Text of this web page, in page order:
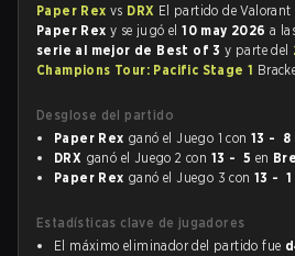
Paper Rex vs DRX El partido de
Paper Rex y se jugó el10 may 2026a
serie al mejor de Best of 3y parte del
Champions Tour: Pacific Stage 1
Desglose del partido
Paper Rex ganó el Juego 1 con13 - 8
DRX ganó el Juego 2 con 13 - 5 en
Paper Rex ganó el Juego 3 con13 - 1
Estadísticas clave de jugadores
El máximo eliminador del partido fue